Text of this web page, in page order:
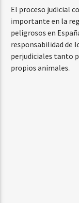
El proceso judicial
importante en la
peligrosos en
responsabilidad de
perjudiciales tanto
propios animales.